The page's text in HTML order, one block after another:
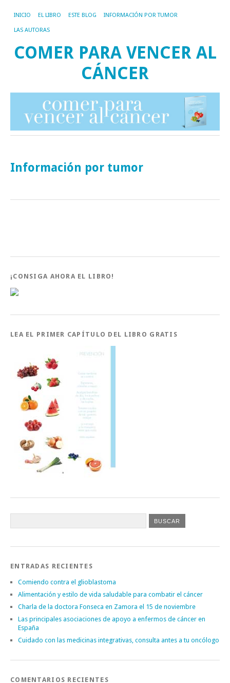
INICIO EL LIBRO ESTE BLOG INFORMACIÓN POR TUMOR
LAS AUTORAS
COMER PARA VENCER AL
CÁNCER
Información por tumor
¡CONSIGA AHORA EL LIBRO!
LEA EL PRIMER CAPÍTULO DEL LIBRO GRATIS
ENTRADAS RECIENTES
Comiendo contra el glioblastoma
Alimentación y estilo de vida saludable para combatir el cáncer
Charla de la doctora Fonseca en Zamora el 15 de noviembre
Las principales asociaciones de apoyo a enfermos de cáncer en
España
Cuidado con las medicinas integrativas, consulta antes a tu oncólogo
COMENTARIOS RECIENTES